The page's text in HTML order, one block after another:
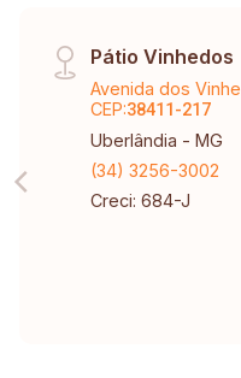
Pátio Vinhedos
Avenida dos
CEP:38411-217
Uberlândia - MG
(34) 3256-3002
Creci: 684-J